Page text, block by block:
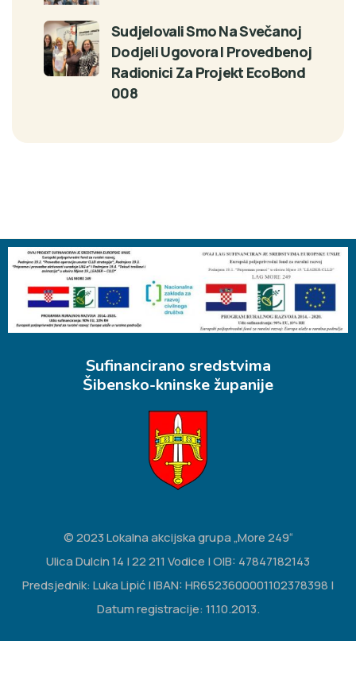
Sudjelovali Smo Na Svečanoj
Dodjeli Ugovora I Provedbenoj
Radionici Za Projekt EcoBond
008
Sufinancirano sredstvima
Šibensko-kninske županije
© 2023 Lokalna akcijska grupa „More 249“
Ulica Dulcin 14 | 22 211 Vodice | OIB: 47847182143
Predsjednik: Luka Lipić | IBAN: HR6523600001102378398 |
Datum registracije: 11.10.2013.